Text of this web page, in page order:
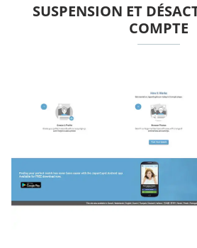
SUSPENSION ET
COMPTE